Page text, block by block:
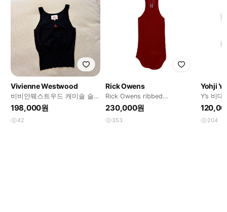
Vivienne Westwood
비비안웨스트우드 캐미솔 슬리
브리스 나시
198,000원
42
Rick Owens
Rick Owens ribbed
sleeveless
230,000원
353
Yohji
Y’s 비
주만 할
204